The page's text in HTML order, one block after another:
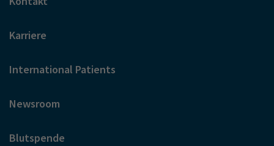
Karriere
International Patients
Newsroom
Blutspende